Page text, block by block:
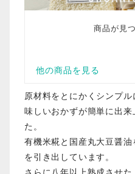
原材料をとにかくシンプ
味しいおかずが簡単に出
た。
有機米糀と国産丸大豆醤
を引き出しています。